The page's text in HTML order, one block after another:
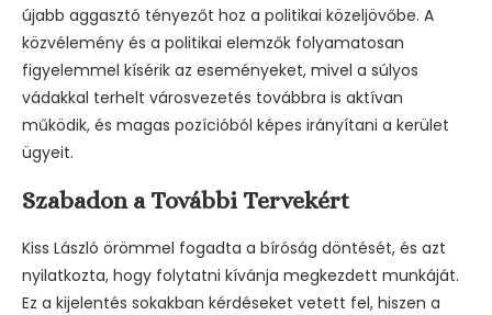
újabb aggasztó tényezőt hoz a politikai közeljövőbe. A
közvélemény és a politikai elemzők folyamatosan
figyelemmel kísérik az eseményeket, mivel a súlyos
vádakkal terhelt városvezetés továbbra is aktívan
működik, és magas pozícióból képes irányítani a kerület
ügyeit.
Szabadon a További Tervekért
Kiss László örömmel fogadta a bíróság döntését, és azt
nyilatkozta, hogy folytatni kívánja megkezdett munkáját.
Ez a kijelentés sokakban kérdéseket vetett fel, hiszen a